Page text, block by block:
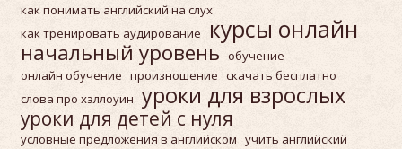
как понимать английский на слух
как тренировать аудирование
курсы онлайн
начальный уровень обучение
онлайн обучение произношение скачать бесплатно
слова про хэллоуин уроки для взрослых
уроки для детей с нуля
условные предложения в английском учить английский